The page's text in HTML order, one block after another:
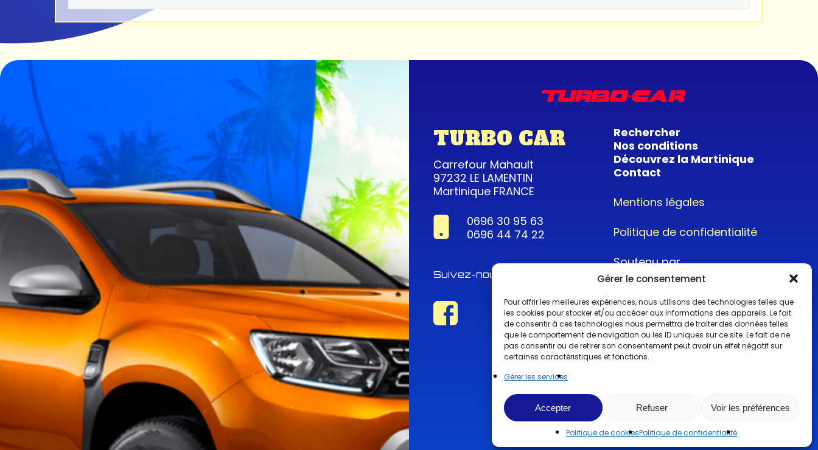
Gérer le consentement
Pour offrir les meilleures expériences, nous utilisons des technologies telles que
les cookies pour stocker et/ou accéder aux informations des appareils. Le fait
de consentir à ces technologies nous permettra de traiter des données telles
que le comportement de navigation ou les ID uniques sur ce site. Le fait de ne
pas consentir ou de retirer son consentement peut avoir un effet négatif sur
certaines caractéristiques et fonctions.
Gérer les services
Accepter Refuser Voir les préférences
Politique de cookiesPolitique de confidentialité
TURBO CAR
Carrefour Mahault
97232 LE LAMENTIN
Martinique FRANCE
0696 30 95 63
0696 44 74 22
Suivez-nous !
Rechercher
Nos conditions
Découvrez la Martinique
Contact
Mentions légales
Politique de confidentialité
Soutenu par
@2022CopyrightTurboCar